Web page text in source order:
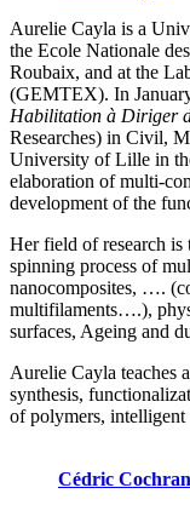
Aurelie Cayla is a
the Ecole Nationale
Roubaix, and at the
(GEMTEX). In
Habilitation à Diriger
Researches) in Civil,
University of Lille in
elaboration of multi-
development of the
Her field of research
spinning process of
nanocomposites, ….
multifilaments….),
surfaces, Ageing and
Aurelie Cayla teaches
synthesis,
of polymers, intelligent
Cédric